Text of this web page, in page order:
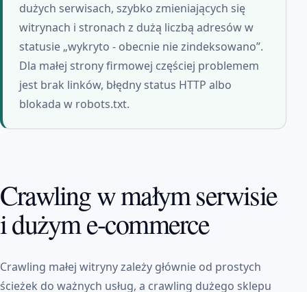
dużych serwisach, szybko zmieniających się
witrynach i stronach z dużą liczbą adresów w
statusie „wykryto - obecnie nie zindeksowano”.
Dla małej strony firmowej częściej problemem
jest brak linków, błędny status HTTP albo
blokada w robots.txt.
Crawling w małym serwisie
i dużym e-commerce
Crawling małej witryny zależy głównie od prostych
ścieżek do ważnych usług, a crawling dużego sklepu